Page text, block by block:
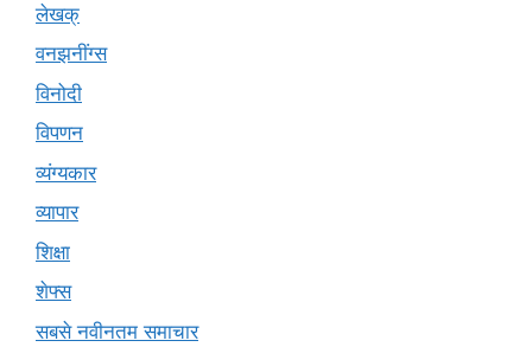
लेखक्
वनझनींग्स
विनोदी
विपणन
व्यंग्यकार
व्यापार
शिक्षा
शेफ्स
सबसे नवीनतम समाचार